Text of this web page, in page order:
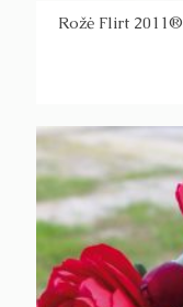
Rožė Flirt 2011®